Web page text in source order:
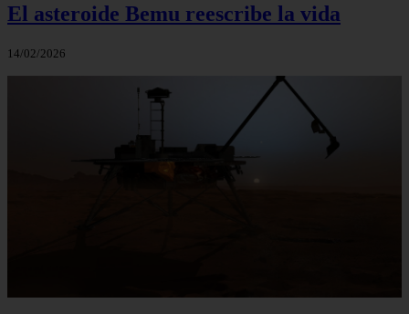
El asteroide Bemu reescribe la vida
14/02/2026